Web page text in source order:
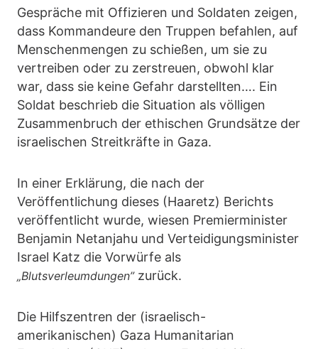
Gespräche mit Offizieren und Soldaten zeigen,
dass Kommandeure den Truppen befahlen, auf
Menschenmengen zu schießen, um sie zu
vertreiben oder zu zerstreuen, obwohl klar
war, dass sie keine Gefahr darstellten…. Ein
Soldat beschrieb die Situation als völligen
Zusammenbruch der ethischen Grundsätze der
israelischen Streitkräfte in Gaza.
In einer Erklärung, die nach der
Veröffentlichung dieses (Haaretz) Berichts
veröffentlicht wurde, wiesen Premierminister
Benjamin Netanjahu und Verteidigungsminister
Israel Katz die Vorwürfe als
„Blutsverleumdungen”zurück.
Die Hilfszentren der (israelisch-
amerikanischen) Gaza Humanitarian